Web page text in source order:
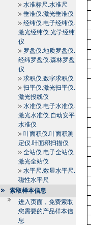
水准标尺.水准尺
垂准仪.激光垂准仪
经纬仪.电子经纬仪.
激光经纬仪.光学经纬
仪
罗盘仪.地质罗盘仪.
经纬罗盘仪.森林罗盘
仪
求积仪.数字求积仪
扫平仪.激光扫平仪.
激光投线仪
水准仪.电子水准仪.
激光水准仪.自动安平
水准仪
叶面积仪.叶面积测
定仪.叶面积扫描仪
全站仪.电子全站仪.
激光全站仪
水平尺.数显水平尺.
磁性水平尺
索取样本信息
进入页面，免费索取
您需要的产品样本信
息